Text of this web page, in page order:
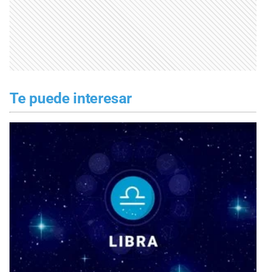
Te puede interesar